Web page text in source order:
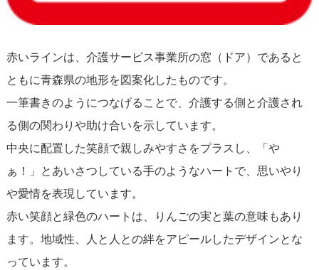
赤いラインは、介護サービス事業所の窓（ドア）であると
ともに青森県の地形を図案化したものです。
一筆書きのようにつなげることで、介護する側と介護され
る側の関わりや助け合いを示しています。
中央に配置した笑顔で親しみやすさをプラスし、「や
ぁ！」とあいさつしている手のようなハートで、思いやり
や愛情を表現しています。
赤い笑顔と緑色のハートは、りんごの実と葉の意味もあり
ます。地域性、人と人との絆をアピールしたデザインとな
っています。